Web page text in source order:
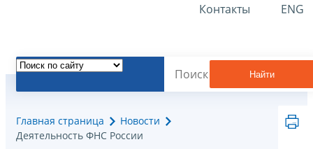
Контакты ENG
Найти
Главная страница
Новости
Деятельность ФНС России